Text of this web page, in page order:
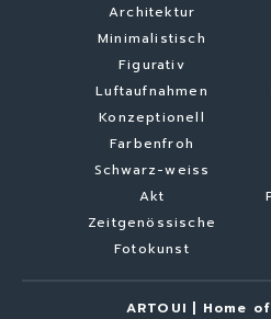
Architektur
Minimalistisch
Figurativ
Luftaufnahmen
Konzeptionell
Farbenfroh
Schwarz-weiss
Akt
Zeitgenössische
Fotokunst
ARTOUI | Home